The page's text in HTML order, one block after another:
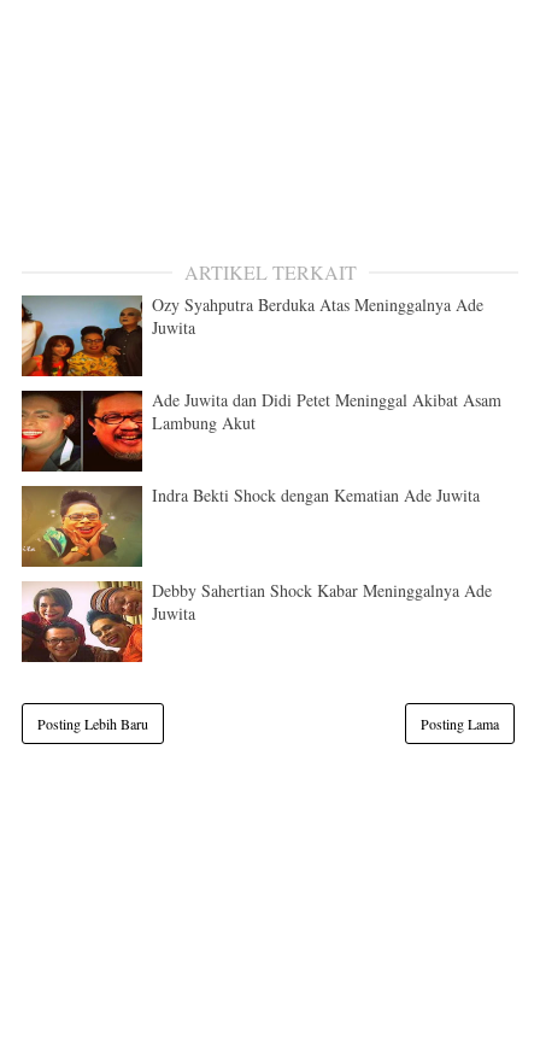
ARTIKEL TERKAIT
Ozy Syahputra Berduka Atas Meninggalnya Ade
Juwita
Ade Juwita dan Didi Petet Meninggal Akibat Asam
Lambung Akut
Indra Bekti Shock dengan Kematian Ade Juwita
Debby Sahertian Shock Kabar Meninggalnya Ade
Juwita
Posting Lebih Baru Posting Lama